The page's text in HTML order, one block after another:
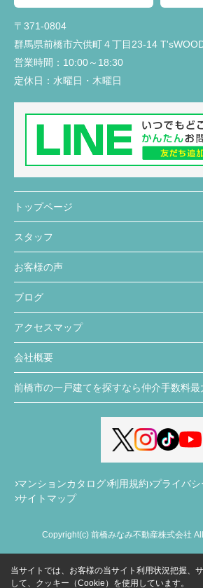
〒371-0804
群馬県前橋市六供町４丁目23‐14
営業時間： 10:00～18:30
定休日： 水曜日・木曜日
トップページ
スタッフ
お客様の声
ブログ
アクセスマップ
会社概要
前橋市の一戸建てを探すなら仲介手数料最
マンションカタログ 利用規約 プライバ
サイトマップ
Copyright(c) 前橋みなみ不動産株式会社
当サイトでは、お客様の当サイト利用状況把握、
して、クッキー（Cookie）を使用しています。